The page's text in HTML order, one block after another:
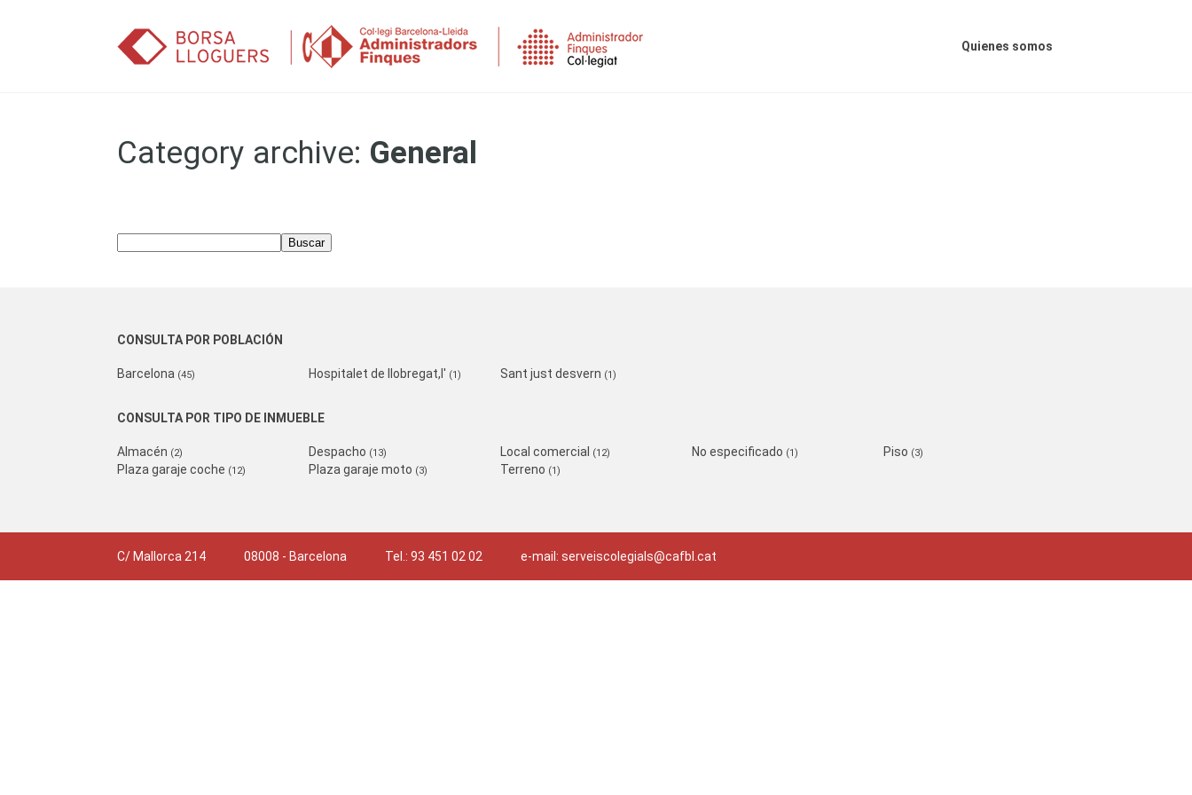
Quienes somos
Category archive: General
CONSULTA POR POBLACIÓN
Barcelona (45) Hospitalet de llobregat,l' (1) Sant just desvern (1)
CONSULTA POR TIPO DE INMUEBLE
Almacén (2) Despacho (13) Local comercial (12) No especificado (1) Piso (3)
Plaza garaje coche (12) Plaza garaje moto (3) Terreno (1)
C/ Mallorca 214 08008 - Barcelona Tel.: 93 451 02 02 e-mail: serveiscolegials@cafbl.cat